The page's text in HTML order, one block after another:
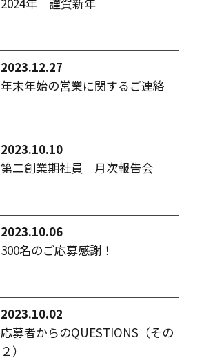
2023.12.27
年末年始の営業に関するご連絡
2023.10.10
第二創業期社員 月次報告会
2023.10.06
300名のご応募感謝！
2023.10.02
応募者からのQUESTIONS（その
２）